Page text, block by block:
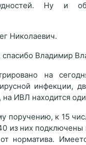
Ну и
Николаевич.
Владимир
на
инфекции,
ИВЛ находится
поручению, к 15
из них подключены
норматива.